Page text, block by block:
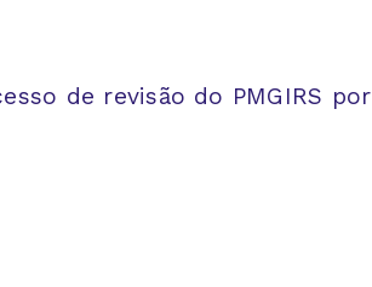
de revisão do PMGIRS por